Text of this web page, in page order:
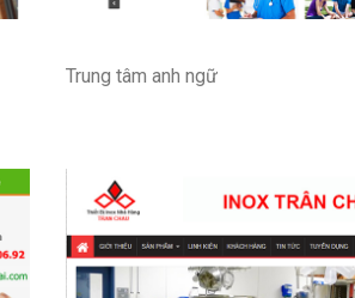
Trung tâm anh ngữ